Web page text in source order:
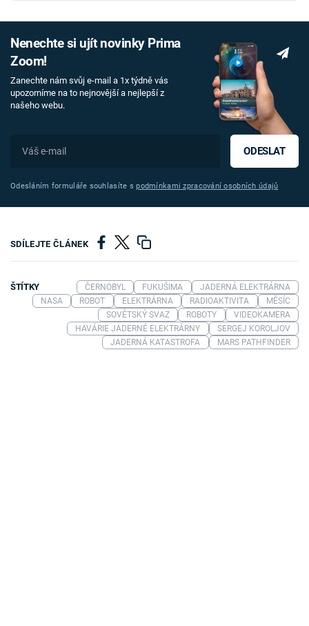
Nenechte si ujít novinky Prima
Zoom!
Zanechte nám svůj e-mail a 1x týdně vás
upozorníme na to nejnovější a nejlepší z
našeho webu.
ODESLAT
Odesláním formuláře souhlasíte spodmínkami zpracování osobních údajů
SDÍLEJTE ČLÁNEK
ŠTÍTKY ČERNOBYL FUKUŠIMA
JADERNÁ ELEKTRÁRNA
NASA
ROBOT ELEKTRÁRNA RADIOAKTIVITA
MĚSÍC
SOVĚTSKÝ SVAZ
ROBOTY
VIDEOKAMERA
HAVÁRIE JADERNÉ ELEKTRÁRNY
SERGEJ KOROLJOV
JADERNÁ KATASTROFA
MARS PATHFINDER